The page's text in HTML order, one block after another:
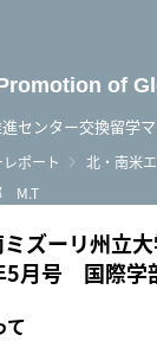
of
センター交換留学
ポート 北・南米
M.T
ミズーリ州立
5月号 国際
て